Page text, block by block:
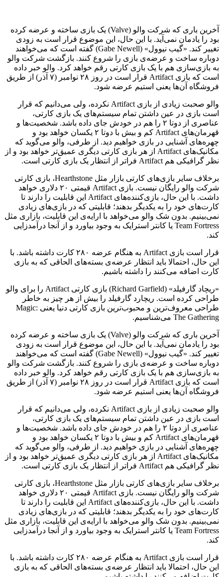
آخرین باری که شرکت والو (Valve) یک بازی ساخته و عرضه کرده
بود را یادمان نمی‌آید. با این حال، این موضوع قرار است به زودی
تغییر کند. «گیب نیوول» (Gabe Newell) گفته است که می‌خواهند
دوباره ساخت و عرضه‌ی بازی را شروع کنند. بازگشت شرکت والو
به بازی‌سازی هم با یک بازی کارتی رقم خواهد کرد. والو خبر داده
است که بازی Artifact قرار است در روز ۲۸ نوامبر (۷ آذر) از طریق
فروشگاه آن‌ها یعنی استیم عرضه شود.
والو صحبت زیادی از بازی Artifact نکرده، ولی می‌دانیم که قرار
است بازی در عین داشتن تمام سیستم‌های یک بازی کارتی،
عناصری از دوتا ۲ را هم در خودش جای داده باشد. شخصیت‌ها و
قهرمان‌های Artifact کم و بیش با دوتا ۲ یکسان خواهد بود و
چهره‌های آشنایی در بازی خواهیم دید. از طرفی، والو می‌گوید که
مکانیک‌های Artifact از هر بازی کارتی دیگری عمیق‌تر خواهد بود و از
نظر گرافیکی هم Artifact فراتر از انتظار یک بازی کارتی است.
برخلاف سایر بازی‌های کارتی بازار مثل Hearthstone، بازی کارتی
شرکت والو رایگان نیست. بازی Artifact قیمتی ۲۰ دلاری خواهد
داشت. با این حال، بازی‌کننده‌های Artifact این قابلیت را دارند تا
کارت‌های خود را به یکدیگر بدهند؛ قابلیتی که در بازی‌های زیادی
نمی‌بینیم. بدون شک والو می‌خواهد با ارایه‌ی این قابلیت، بازاری مثل
Team Fortress یا کانتر استرایک به وجود بیاورد و از آنجا درآمدزایی
کند.
قرار است بازی Artifact به هنگام عرضه ۲۸۰ کارت داشته باشد. با
این حال، احتمالا باید انتظار عرضه‌ی بسته‌های الحاقی که به بازی
کارت اضافه می‌کنند را داشته باشیم.
«ریچاد گارفیلد» (Richard Garfield) بازی کارتی Artifact را برای والو
طراحی کرده است. ریچارد گارفیلد را بیش از هر چیز به خاطر
طراحی معروف‌ترین و محبوب‌ترین بازی کارتی دنیا یعنی Magic:
The Gathering می‌شناسیم.
آخرین باری که شرکت والو (Valve) یک بازی ساخته و عرضه کرده
بود را یادمان نمی‌آید. با این حال، این موضوع قرار است به زودی
تغییر کند. «گیب نیوول» (Gabe Newell) گفته است که می‌خواهند
دوباره ساخت و عرضه‌ی بازی را شروع کنند. بازگشت شرکت والو
به بازی‌سازی هم با یک بازی کارتی رقم خواهد کرد. والو خبر داده
است که بازی Artifact قرار است در روز ۲۸ نوامبر (۷ آذر) از طریق
فروشگاه آن‌ها یعنی استیم عرضه شود.
والو صحبت زیادی از بازی Artifact نکرده، ولی می‌دانیم که قرار
است بازی در عین داشتن تمام سیستم‌های یک بازی کارتی،
عناصری از دوتا ۲ را هم در خودش جای داده باشد. شخصیت‌ها و
قهرمان‌های Artifact کم و بیش با دوتا ۲ یکسان خواهد بود و
چهره‌های آشنایی در بازی خواهیم دید. از طرفی، والو می‌گوید که
مکانیک‌های Artifact از هر بازی کارتی دیگری عمیق‌تر خواهد بود و از
نظر گرافیکی هم Artifact فراتر از انتظار یک بازی کارتی است.
برخلاف سایر بازی‌های کارتی بازار مثل Hearthstone، بازی کارتی
شرکت والو رایگان نیست. بازی Artifact قیمتی ۲۰ دلاری خواهد
داشت. با این حال، بازی‌کننده‌های Artifact این قابلیت را دارند تا
کارت‌های خود را به یکدیگر بدهند؛ قابلیتی که در بازی‌های زیادی
نمی‌بینیم. بدون شک والو می‌خواهد با ارایه‌ی این قابلیت، بازاری مثل
Team Fortress یا کانتر استرایک به وجود بیاورد و از آنجا درآمدزایی
کند.
قرار است بازی Artifact به هنگام عرضه ۲۸۰ کارت داشته باشد. با
این حال، احتمالا باید انتظار عرضه‌ی بسته‌های الحاقی که به بازی